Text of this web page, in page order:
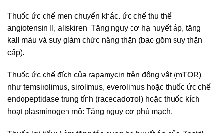
Thuốc ức chế men chuyển khác, ức chế thụ thể
angiotensin II, aliskiren: Tăng nguy cơ hạ huyết áp, tăng
kali máu và suy giảm chức năng thận (bao gồm suy thận
cấp).
Thuốc ức chế đích của rapamycin trên động vật (mTOR)
như temsirolimus, sirolimus, everolimus hoặc thuốc ức chế
endopeptidase trung tính (racecadotrol) hoặc thuốc kích
hoạt plasminogen mô: Tăng nguy cơ phù mạch.